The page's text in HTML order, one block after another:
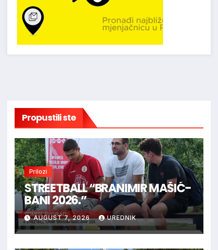
Propustili ste
Prilozi
STREETBALL “BRANIMIR MAŠIĆ-
BANI 2026.”
AUGUST 7, 2026 UREDNIK